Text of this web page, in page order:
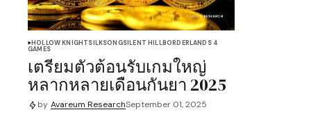
HOLLOW KNIGHTSILKSONGSILENT HILLBORDERLANDS 4
GAMES
เตรียมตัวต้อนรับเกมใหญ่
หลากหลายเดือนกันยา 2025
by Avareum ResearchSeptember 01, 2025